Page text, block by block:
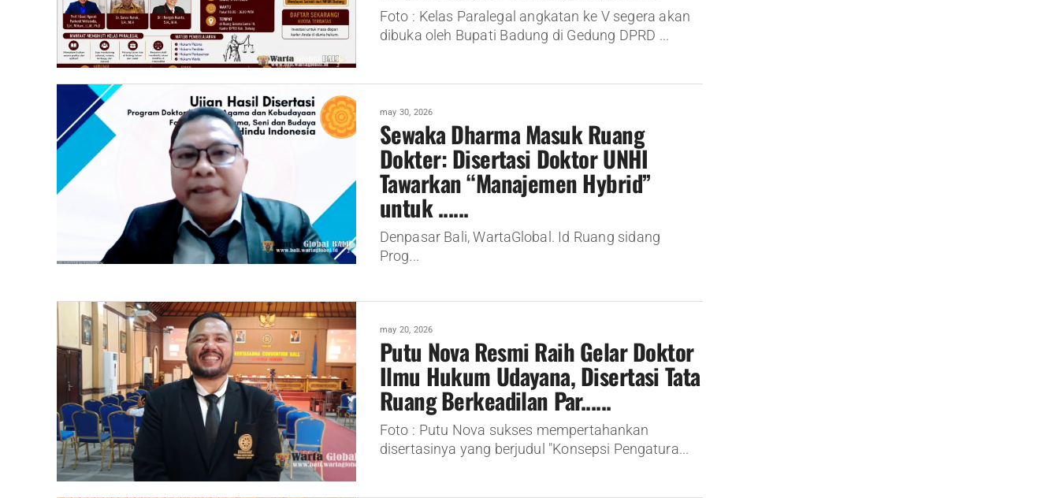
Foto : Kelas Paralegal angkatan ke V segera akan
dibuka oleh Bupati Badung di Gedung DPRD ...
may 30, 2026
Sewaka Dharma Masuk Ruang
Dokter: Disertasi Doktor UNHI
Tawarkan “Manajemen Hybrid”
untuk ......
Denpasar Bali, WartaGlobal. Id Ruang sidang
Prog...
may 20, 2026
Putu Nova Resmi Raih Gelar Doktor
Ilmu Hukum Udayana, Disertasi Tata
Ruang Berkeadilan Par......
Foto : Putu Nova sukses mempertahankan
disertasinya yang berjudul "Konsepsi Pengatura...